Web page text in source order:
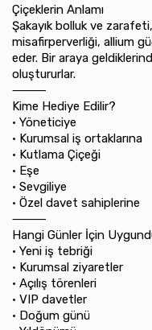
Çiçeklerin Anlamı
Şakayık bolluk ve
misafirperverliği, allium
eder. Bir araya
oluştururlar.
⸻
Kime Hediye Edilir?
•⁠ ⁠Yöneticiye
•⁠ ⁠Kurumsal iş ortaklarına
•⁠ ⁠Kutlama Çiçeği
•⁠ ⁠Eşe
•⁠ ⁠Sevgiliye
•⁠ ⁠Özel davet sahiplerine
⸻
Hangi Günler İçin
•⁠ ⁠Yeni iş tebriği
•⁠ ⁠Kurumsal ziyaretler
•⁠ ⁠Açılış törenleri
•⁠ ⁠VIP davetler
•⁠ ⁠Doğum günü